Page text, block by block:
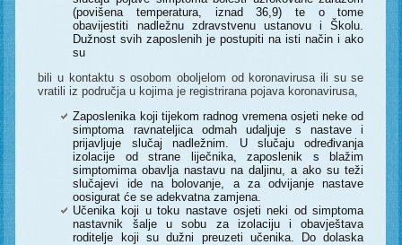
(povišena temperatura, iznad 36,9) te o tome
obavijestiti nadležnu zdravstvenu ustanovu i Školu.
Dužnost svih zaposlenih je postupiti na isti način i ako
su
bili u kontaktu s osobom oboljelom od koronavirusa ili su se
vratili iz područja u kojima je registrirana pojava koronavirusa,
Zaposlenika koji tijekom radnog vremena osjeti neke od
simptoma ravnateljica odmah udaljuje s nastave i
prijavljuje slučaj nadležnim. U slučaju određivanja
izolacije od strane liječnika, zaposlenik s blažim
simptomima obavlja nastavu na daljinu, a ako su teži
slučajevi ide na bolovanje, a za odvijanje nastave
oosigurat će se adekvatna zamjena.
Učenika koji u toku nastave osjeti neki od simptoma
nastavnik šalje u sobu za izolaciju i obavještava
roditelje koji su dužni preuzeti učenika. Do dolaska